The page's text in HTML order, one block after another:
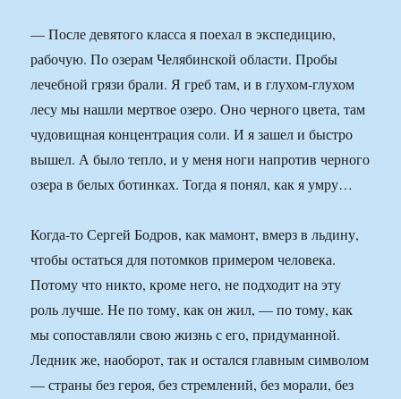
— После девятого класса я поехал в экспедицию,
рабочую. По озерам Челябинской области. Пробы
лечебной грязи брали. Я греб там, и в глухом-глухом
лесу мы нашли мертвое озеро. Оно черного цвета, там
чудовищная концентрация соли. И я зашел и быстро
вышел. А было тепло, и у меня ноги напротив черного
озера в белых ботинках. Тогда я понял, как я умру…
Когда-то Сергей Бодров, как мамонт, вмерз в льдину,
чтобы остаться для потомков примером человека.
Потому что никто, кроме него, не подходит на эту
роль лучше. Не по тому, как он жил, — по тому, как
мы сопоставляли свою жизнь с его, придуманной.
Ледник же, наоборот, так и остался главным символом
— страны без героя, без стремлений, без морали, без